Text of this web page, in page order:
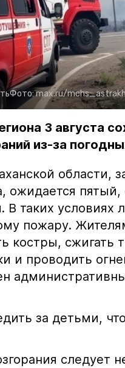
Фото:max.ru/
3 августа
из-за
области,
ожидается
В таких условиях
пожару.
костры, сжигать
и проводить
за детьми,
следует